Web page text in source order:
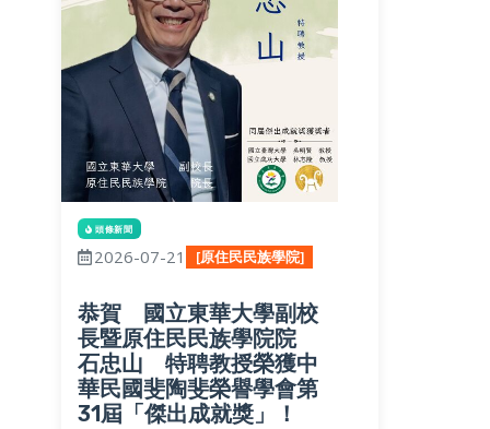
頭條新聞
2026-07-21 [原住民民族學院]
恭賀 國立東華大學副校
長暨原住民民族學院院
石忠山 特聘教授榮獲中
華民國斐陶斐榮譽學會第
31屆「傑出成就獎」！